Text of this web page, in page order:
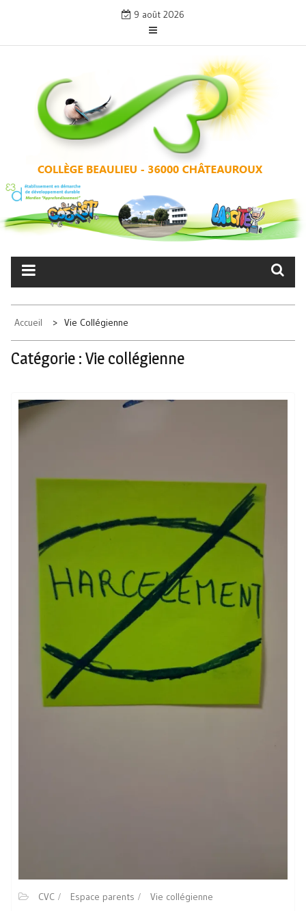
9 août 2026
COLLÈGE BEAULIEU –
CHÂTEAUROUX
Accueil Vie Collégienne
Catégorie : Vie collégienne
CVC Espace parents
Vie collégienne